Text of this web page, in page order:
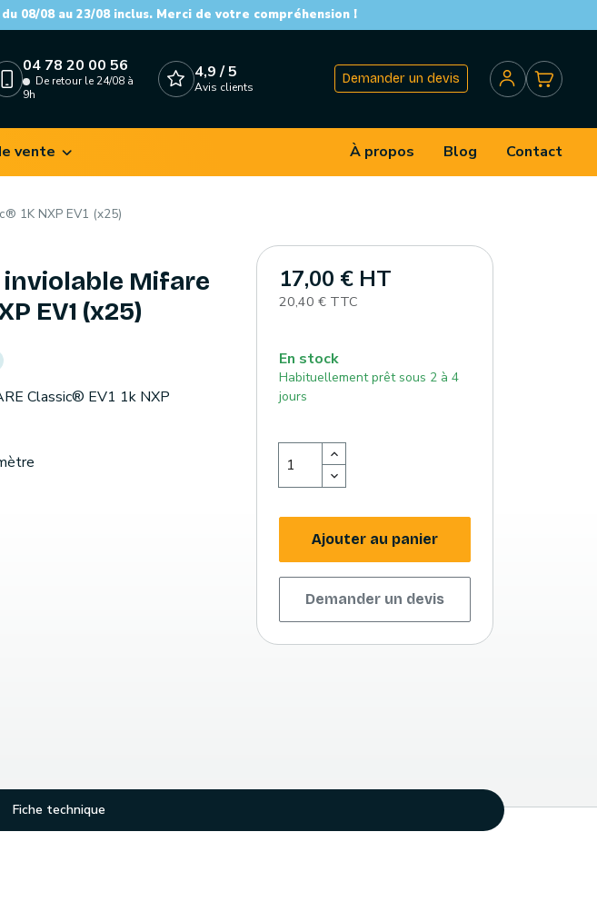
08/08 au 23/08 inclus. Merci de votre compréhension !
04 78 20 00 56
De retour le 24/08 à
9h
4,9 / 5
Avis clients
Demander un devis
vente À propos Blog Contact
1K NXP EV1 (x25)
Mifare
EV1 (x25)
Classic® EV1 1k NXP
17,00 € HT
20,40 € TTC
En stock
Habituellement prêt sous 2 à 4
jours
Ajouter au panier
Demander un devis
Fiche technique